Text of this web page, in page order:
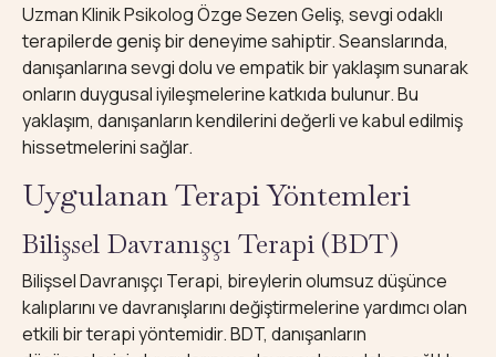
Uzman Klinik Psikolog Özge Sezen Geliş, sevgi odaklı
terapilerde geniş bir deneyime sahiptir. Seanslarında,
danışanlarına sevgi dolu ve empatik bir yaklaşım sunarak
onların duygusal iyileşmelerine katkıda bulunur. Bu
yaklaşım, danışanların kendilerini değerli ve kabul edilmiş
hissetmelerini sağlar.
Uygulanan Terapi Yöntemleri
Bilişsel Davranışçı Terapi (BDT)
Bilişsel Davranışçı Terapi, bireylerin olumsuz düşünce
kalıplarını ve davranışlarını değiştirmelerine yardımcı olan
etkili bir terapi yöntemidir. BDT, danışanların